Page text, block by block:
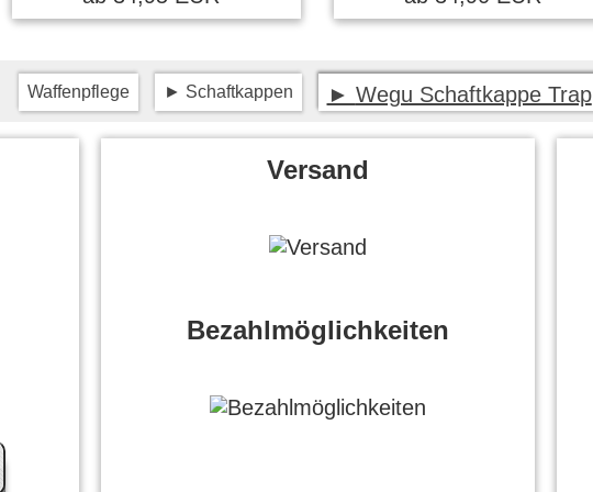
Waffenpflege Schaftkappen Wegu Schaftkappe Trap
Versand
Bezahlmöglichkeiten